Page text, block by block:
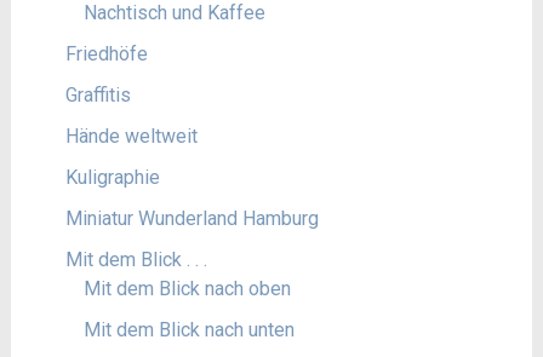
Nachtisch und Kaffee
Friedhöfe
Graffitis
Hände weltweit
Kuligraphie
Miniatur Wunderland Hamburg
Mit dem Blick . . .
Mit dem Blick nach oben
Mit dem Blick nach unten